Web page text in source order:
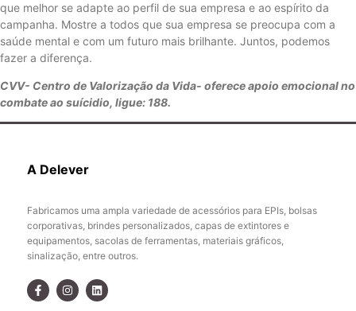
que melhor se adapte ao perfil de sua empresa e ao espírito da
campanha. Mostre a todos que sua empresa se preocupa com a
saúde mental e com um futuro mais brilhante. Juntos, podemos
fazer a diferença.
CVV- Centro de Valorização da Vida- oferece apoio emocional no
combate ao suícidio, ligue: 188.
A Delever
Fabricamos uma ampla variedade de acessórios para EPIs, bolsas
corporativas, brindes personalizados, capas de extintores e
equipamentos, sacolas de ferramentas, materiais gráficos,
sinalização, entre outros.